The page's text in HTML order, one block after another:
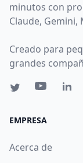
minutos con
Claude, Gemini,
Creado para
grandes
EMPRESA
Acerca de